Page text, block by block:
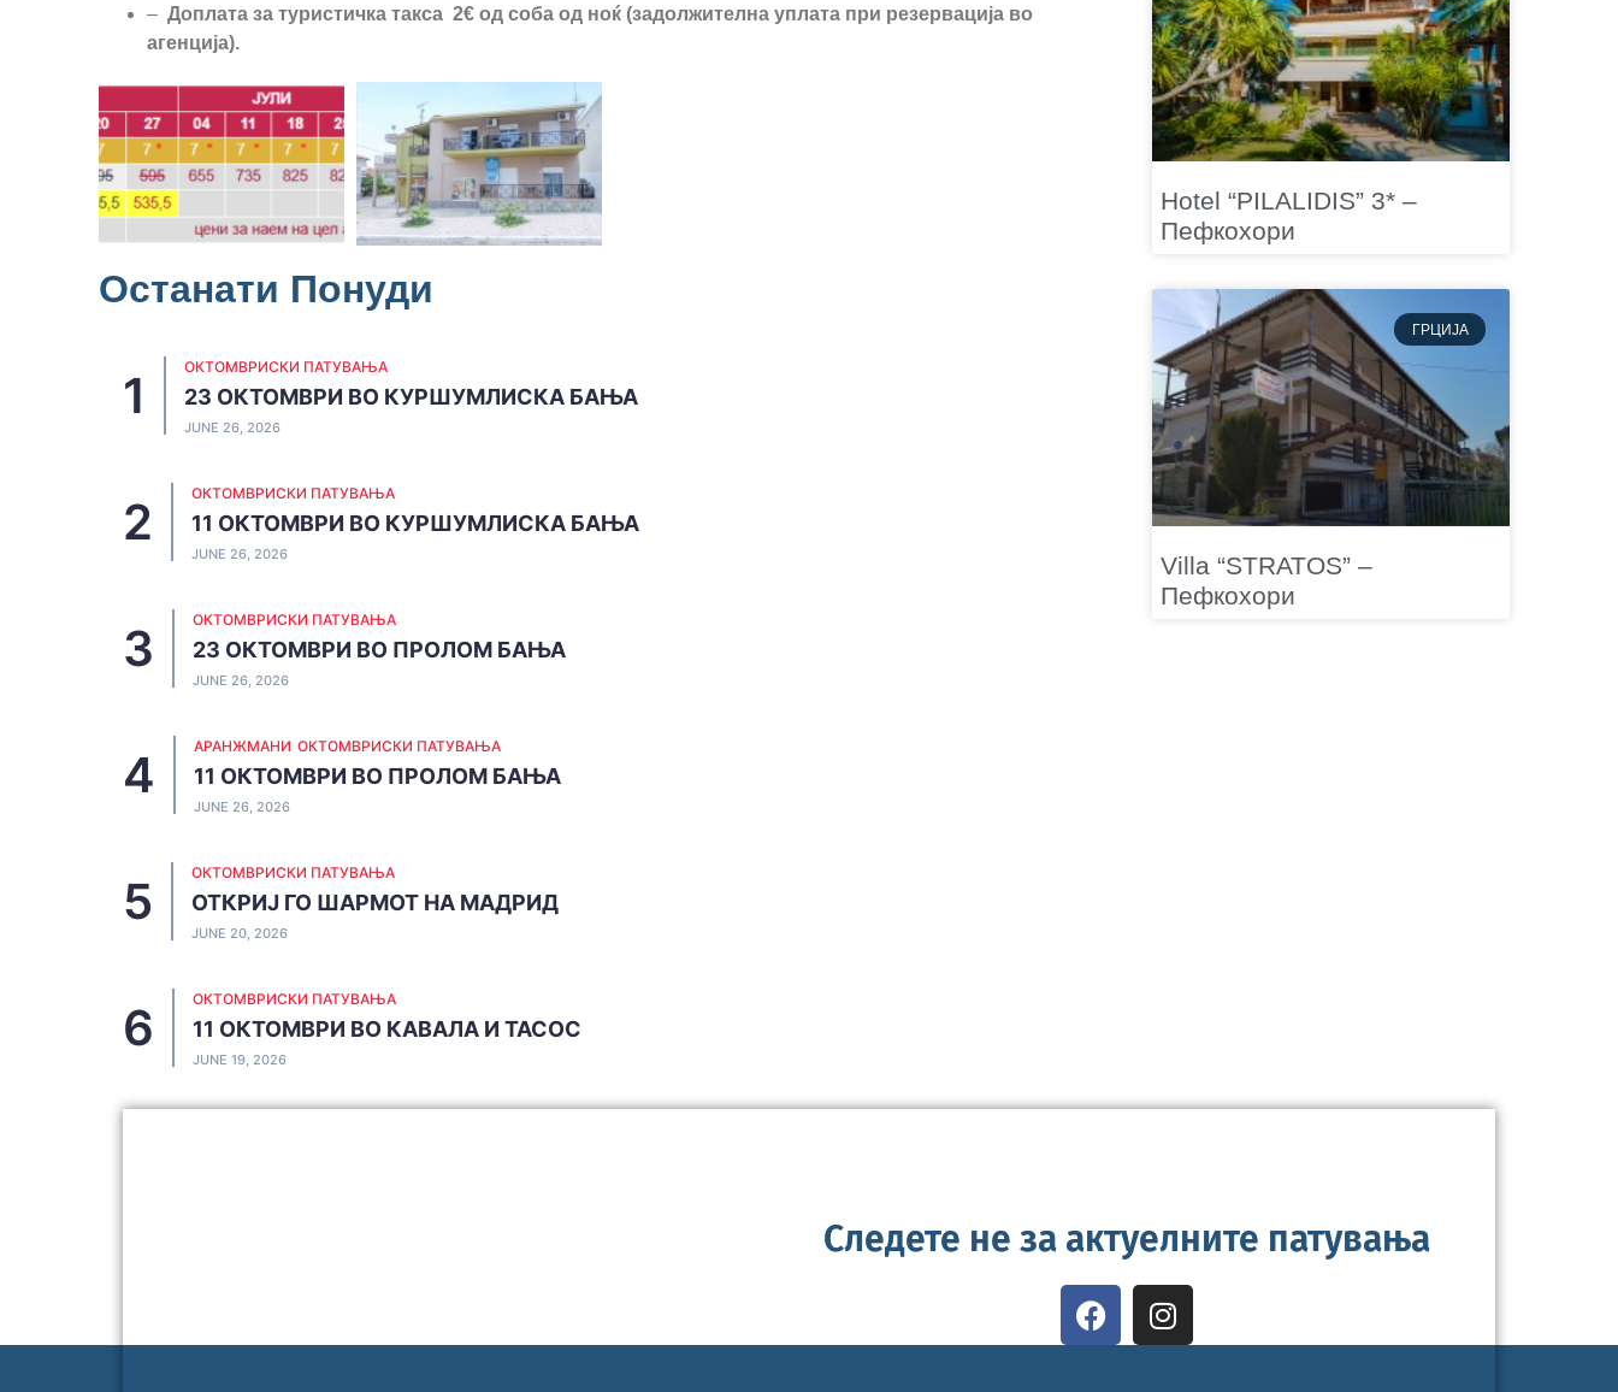
– Доплата за туристичка такса 2€ од соба од ноќ (задолжителна уплата при резервација во
агенција).
Останати Понуди
ОКТОМВРИСКИ ПАТУВАЊА
23 ОКТОМВРИ ВО КУРШУМЛИСКА БАЊА
JUNE 26, 2026
ОКТОМВРИСКИ ПАТУВАЊА
11 ОКТОМВРИ ВО КУРШУМЛИСКА БАЊА
JUNE 26, 2026
ОКТОМВРИСКИ ПАТУВАЊА
23 ОКТОМВРИ ВО ПРОЛОМ БАЊА
JUNE 26, 2026
АРАНЖМАНИ ОКТОМВРИСКИ ПАТУВАЊА
11 ОКТОМВРИ ВО ПРОЛОМ БАЊА
JUNE 26, 2026
ОКТОМВРИСКИ ПАТУВАЊА
ОТКРИЈ ГО ШАРМОТ НА МАДРИД
JUNE 20, 2026
ОКТОМВРИСКИ ПАТУВАЊА
11 ОКТОМВРИ ВО КАВАЛА И ТАСОС
JUNE 19, 2026
Hotel “PILALIDIS” 3* –
Пефкохори
ГРЦИЈА
Villa “STRATOS” –
Пефкохори
Следете не за актуелните патувања